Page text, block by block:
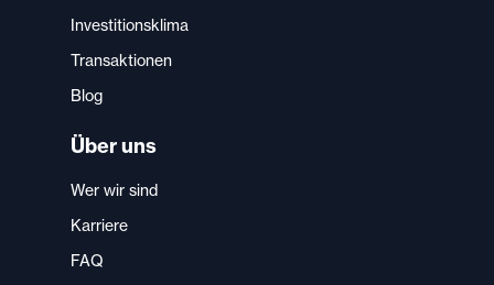
Investitionsklima
Transaktionen
Blog
Über uns
Wer wir sind
Karriere
FAQ